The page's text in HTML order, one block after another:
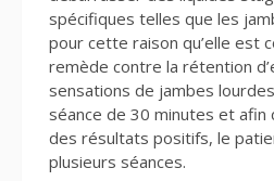
spécifiques telles que les
pour cette raison qu’elle est
remède contre la rétention
sensations de jambes
séance de 30 minutes et
des résultats positifs, le
plusieurs séances.